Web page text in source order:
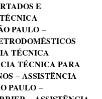
E
PAULO –
TÉCNICA
TÉCNICA PARA
–ASSISTÊNCIA
PAULO –